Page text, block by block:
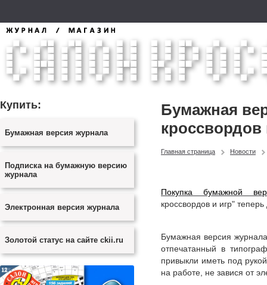
Купить:
Бумажная версия журнала
Подписка на бумажную версию
журнала
Электронная версия журнала
Золотой статус на сайте ckii.ru
Бумажная
кроссвордов
Главная страница Новости
Покупка бумажной
кроссвордов и игр"
Бумажная версия
отпечатанный в
привыкли иметь под
на работе, не завися от